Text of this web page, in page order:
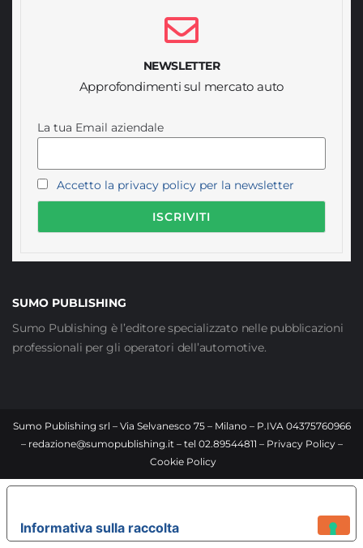
NEWSLETTER
Approfondimenti sul mercato auto
La tua Email aziendale
Accetto la privacy policy per la newsletter
SUMO PUBLISHING
Sumo Publishing è l’editore specializzato nelle pubblicazioni
professionali per gli operatori dell’automotive.
Sumo Publishing srl – Via Selvanesco 75 – Milano – P.IVA 04375760966
– redazione@sumopublishing.it – tel 02.89544811 – Privacy Policy–
Cookie Policy
Informativa sulla raccolta